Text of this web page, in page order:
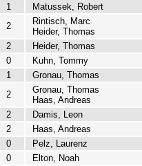
1
Matussek, Robert
2
Rintisch, Marc
Heider, Thomas
2
Heider, Thomas
0
Kuhn, Tommy
1
Gronau, Thomas
2
Gronau, Thomas
Haas, Andreas
2
Damis, Leon
2
Haas, Andreas
0
Pelz, Laurenz
0
Elton, Noah